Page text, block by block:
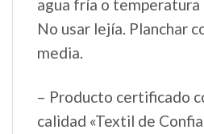
agua fría o temperatura
No usar lejía. Planchar
media.
– Producto certificado
calidad «Textil de